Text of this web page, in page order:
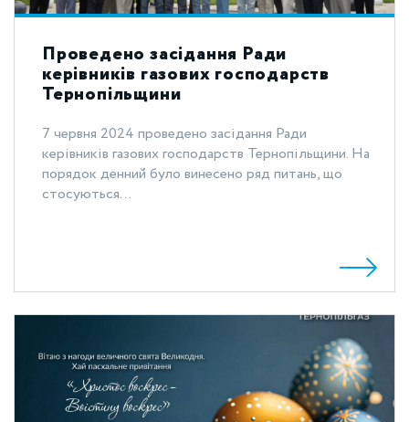
Проведено засідання Ради
керівників газових господарств
Тернопільщини
7 червня 2024 проведено засідання Ради
керівників газових господарств Тернопільщини. На
порядок денний було винесено ряд питань, що
стосуються...